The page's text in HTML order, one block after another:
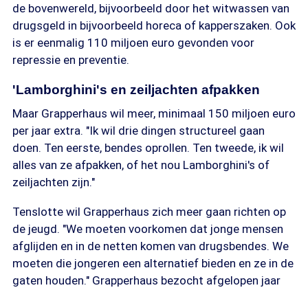
de bovenwereld, bijvoorbeeld door het witwassen van
drugsgeld in bijvoorbeeld horeca of kapperszaken. Ook
is er eenmalig 110 miljoen euro gevonden voor
repressie en preventie.
'Lamborghini's en zeiljachten afpakken
Maar Grapperhaus wil meer, minimaal 150 miljoen euro
per jaar extra. "Ik wil drie dingen structureel gaan
doen. Ten eerste, bendes oprollen. Ten tweede, ik wil
alles van ze afpakken, of het nou Lamborghini's of
zeiljachten zijn."
Tenslotte wil Grapperhaus zich meer gaan richten op
de jeugd. "We moeten voorkomen dat jonge mensen
afglijden en in de netten komen van drugsbendes. We
moeten die jongeren een alternatief bieden en ze in de
gaten houden." Grapperhaus bezocht afgelopen jaar